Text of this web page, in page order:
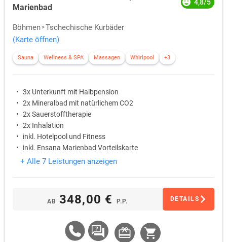
Marienbad
4,8/5
Böhmen Tschechische Kurbäder
(Karte öffnen)
Sauna Wellness & SPA Massagen Whirlpool +3
3x Unterkunft mit Halbpension
2x Mineralbad mit natürlichem CO2
2x Sauerstofftherapie
2x Inhalation
inkl. Hotelpool und Fitness
inkl. Ensana Marienbad Vorteilskarte
+ Alle 7 Leistungen anzeigen
AB 348,00 € P.P. DETAILS